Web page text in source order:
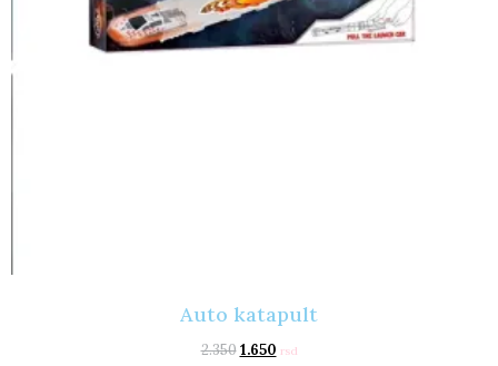
Auto katapult
2.350 1.650 rsd